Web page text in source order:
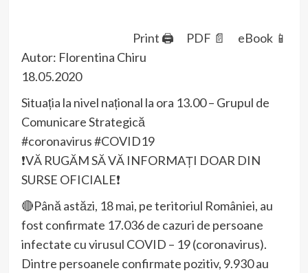
Print 🖨 PDF 📄
eBook 📱
Autor: Florentina Chiru
18.05.2020
Situația la nivel național la ora 13.00 – Grupul de
Comunicare Strategică
#coronavirus #COVID19
❗️VĂ RUGĂM SĂ VĂ INFORMAȚI DOAR DIN
SURSE OFICIALE❗️
🔴Până astăzi, 18 mai, pe teritoriul României, au
fost confirmate 17.036 de cazuri de persoane
infectate cu virusul COVID – 19 (coronavirus).
Dintre persoanele confirmate pozitiv, 9.930 au